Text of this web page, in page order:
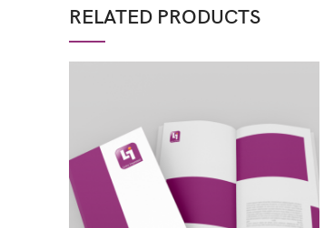
RELATED PRODUCTS